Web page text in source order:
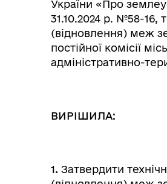
Колегіальні
робочі групи,
України «Про
31.10.2024 р. №58-16,
(відновлення) меж
постійної комісії
адміністративно-
ВИРІШИЛА:
1. Затвердити